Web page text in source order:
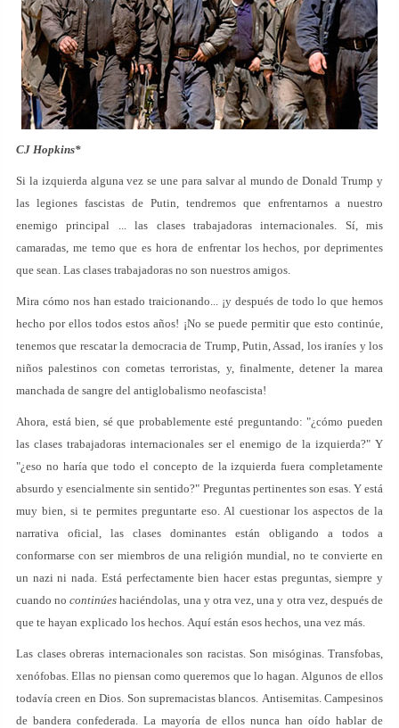
CJ Hopkins*
Si la izquierda alguna vez se une para salvar al mundo de Donald Trump y
las legiones fascistas de Putin, tendremos que enfrentarnos a nuestro
enemigo principal ... las clases trabajadoras internacionales. Sí, mis
camaradas, me temo que es hora de enfrentar los hechos, por deprimentes
que sean. Las clases trabajadoras no son nuestros amigos.
Mira cómo nos han estado traicionando... ¡y después de todo lo que hemos
hecho por ellos todos estos años! ¡No se puede permitir que esto continúe,
tenemos que rescatar la democracia de Trump, Putin, Assad, los iraníes y los
niños palestinos con cometas terroristas, y, finalmente, detener la marea
manchada de sangre del antiglobalismo neofascista!
Ahora, está bien, sé que probablemente esté preguntando: "¿cómo pueden
las clases trabajadoras internacionales ser el enemigo de la izquierda?" Y
"¿eso no haría que todo el concepto de la izquierda fuera completamente
absurdo y esencialmente sin sentido?" Preguntas pertinentes son esas. Y está
muy bien, si te permites preguntarte eso. Al cuestionar los aspectos de la
narrativa oficial, las clases dominantes están obligando a todos a
conformarse con ser miembros de una religión mundial, no te convierte en
un nazi ni nada. Está perfectamente bien hacer estas preguntas, siempre y
cuando nocontinúes haciéndolas, una y otra vez, una y otra vez, después de
que te hayan explicado los hechos. Aquí están esos hechos, una vez más.
Las clases obreras internacionales son racistas. Son misóginas. Transfobas,
xenófobas. Ellas no piensan como queremos que lo hagan. Algunos de ellos
todavía creen en Dios. Son supremacistas blancos. Antisemitas. Campesinos
de bandera confederada. La mayoría de ellos nunca han oído hablar de